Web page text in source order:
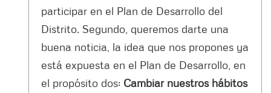
participar en el Plan de Desarrollo del
Distrito. Segundo, queremos darte una
buena noticia, la idea que nos propones ya
está expuesta en el Plan de Desarrollo, en
el propósito dos: Cambiar nuestros hábitos